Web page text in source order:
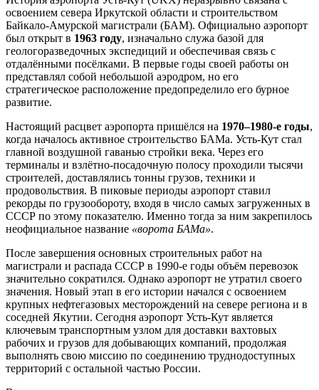
освоением севера Иркутской области и строительством
Байкало-Амурской магистрали (БАМ). Официально аэропорт
был открыт в 1963 году, изначально служа базой для
геологоразведочных экспедиций и обеспечивая связь с
отдалёнными посёлками. В первые годы своей работы он
представлял собой небольшой аэродром, но его
стратегическое расположение предопределило его бурное
развитие.
Настоящий расцвет аэропорта пришёлся на 1970–1980-е годы,
когда началось активное строительство БАМа. Усть-Кут стал
главной воздушной гаванью стройки века. Через его
терминалы и взлётно-посадочную полосу проходили тысячи
строителей, доставлялись тонны грузов, техники и
продовольствия. В пиковые периоды аэропорт ставил
рекорды по грузообороту, входя в число самых загруженных в
СССР по этому показателю. Именно тогда за ним закрепилось
неофициальное название «ворота БАМа».
После завершения основных строительных работ на
магистрали и распада СССР в 1990-е годы объём перевозок
значительно сократился. Однако аэропорт не утратил своего
значения. Новый этап в его истории начался с освоением
крупных нефтегазовых месторождений на севере региона и в
соседней Якутии. Сегодня аэропорт Усть-Кут является
ключевым транспортным узлом для доставки вахтовых
рабочих и грузов для добывающих компаний, продолжая
выполнять свою миссию по соединению труднодоступных
территорий с остальной частью России.